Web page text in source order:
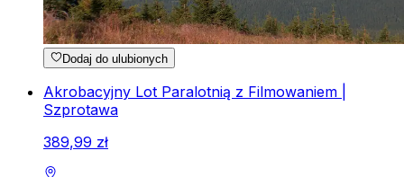
Dodaj do ulubionych
Akrobacyjny Lot Paralotnią z Filmowaniem |
Szprotawa
389,99 zł